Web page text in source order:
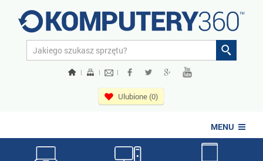
| | |
Ulubione (0)
MENU